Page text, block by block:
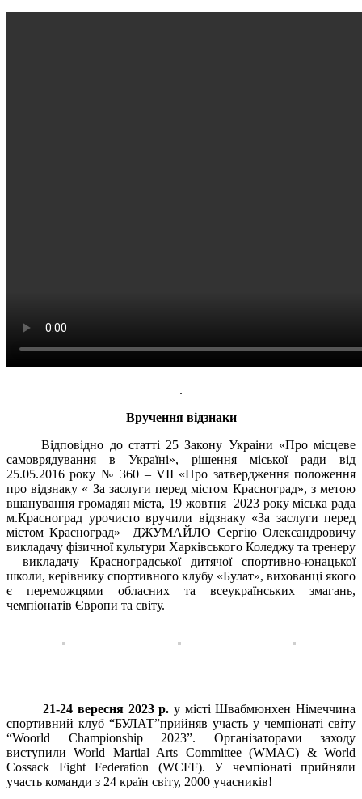
.
Вручення відзнаки
Відповідно до статті 25 Закону Украіни «Про місцеве
самоврядування в Україні», рішення міської ради від
25.05.2016 року № 360 – VІІ «Про затвердження положення
про відзнаку « За заслуги перед містом Красноград», з метою
вшанування громадян міста, 19 жовтня 2023 року міська рада
м.Красноград урочисто вручили відзнаку «За заслуги перед
містом Красноград» ДЖУМАЙЛО Сергію Олександровичу
викладачу фізичної культури Харківського Коледжу та тренеру
– викладачу Красноградської дитячої спортивно-юнацької
школи, керівнику спортивного клубу «Булат», вихованці якого
є переможцями обласних та всеукраїнських змагань,
чемпіонатів Європи та світу.
21-24 вересня 2023 р. у місті Швабмюнхен Німеччина
спортивний клуб “БУЛАТ”прийняв участь у чемпіонаті світу
“Woorld Championship 2023”. Організаторами заходу
виступили World Martial Arts Committee (WMAC) & World
Cossack Fight Federation (WCFF). У чемпіонаті прийняли
участь команди з 24 країн світу, 2000 учасників!